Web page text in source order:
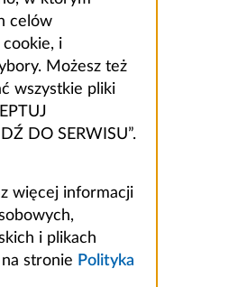
celów
i
Możesz też
wszystkie pliki
DO SERWISU”.
więcej informacji
i plikach
stronie Polityka